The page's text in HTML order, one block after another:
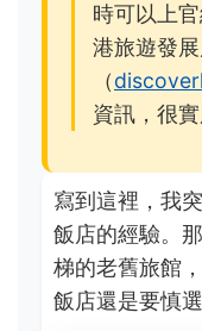
時可以上
港旅遊發
（
資訊，很實
寫到這裡，我
飯店的經驗。
梯的老舊旅館
飯店還是要慎選